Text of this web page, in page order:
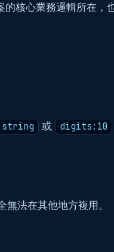
核心業務邏輯所在，
string 或 digits:10
法在其他地方複用。